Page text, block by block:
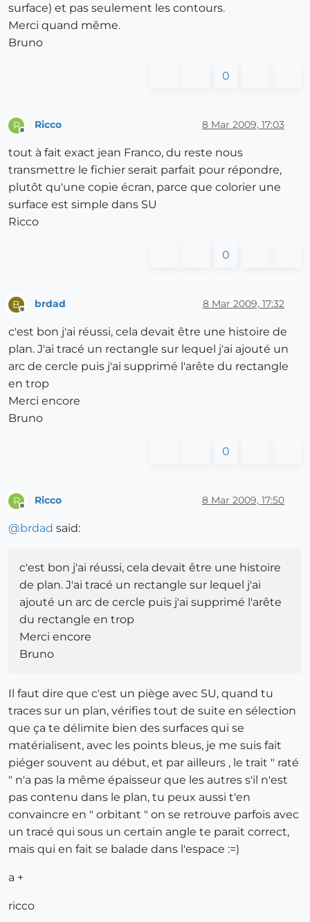
surface) et pas seulement les contours.
Merci quand même.
Bruno
0
R Ricco 8 Mar 2009, 17:03
tout à fait exact jean Franco, du reste nous
transmettre le fichier serait parfait pour répondre,
plutôt qu'une copie écran, parce que colorier une
surface est simple dans SU
Ricco
0
B brdad 8 Mar 2009, 17:32
c'est bon j'ai réussi, cela devait être une histoire de
plan. J'ai tracé un rectangle sur lequel j'ai ajouté un
arc de cercle puis j'ai supprimé l'arête du rectangle
en trop
Merci encore
Bruno
0
R Ricco 8 Mar 2009, 17:50
@brdad said:
c'est bon j'ai réussi, cela devait être une histoire
de plan. J'ai tracé un rectangle sur lequel j'ai
ajouté un arc de cercle puis j'ai supprimé l'arête
du rectangle en trop
Merci encore
Bruno
Il faut dire que c'est un piège avec SU, quand tu
traces sur un plan, vérifies tout de suite en sélection
que ça te délimite bien des surfaces qui se
matérialisent, avec les points bleus, je me suis fait
piéger souvent au début, et par ailleurs , le trait " raté
" n'a pas la même épaisseur que les autres s'il n'est
pas contenu dans le plan, tu peux aussi t'en
convaincre en " orbitant " on se retrouve parfois avec
un tracé qui sous un certain angle te parait correct,
mais qui en fait se balade dans l'espace :=)
a +
ricco